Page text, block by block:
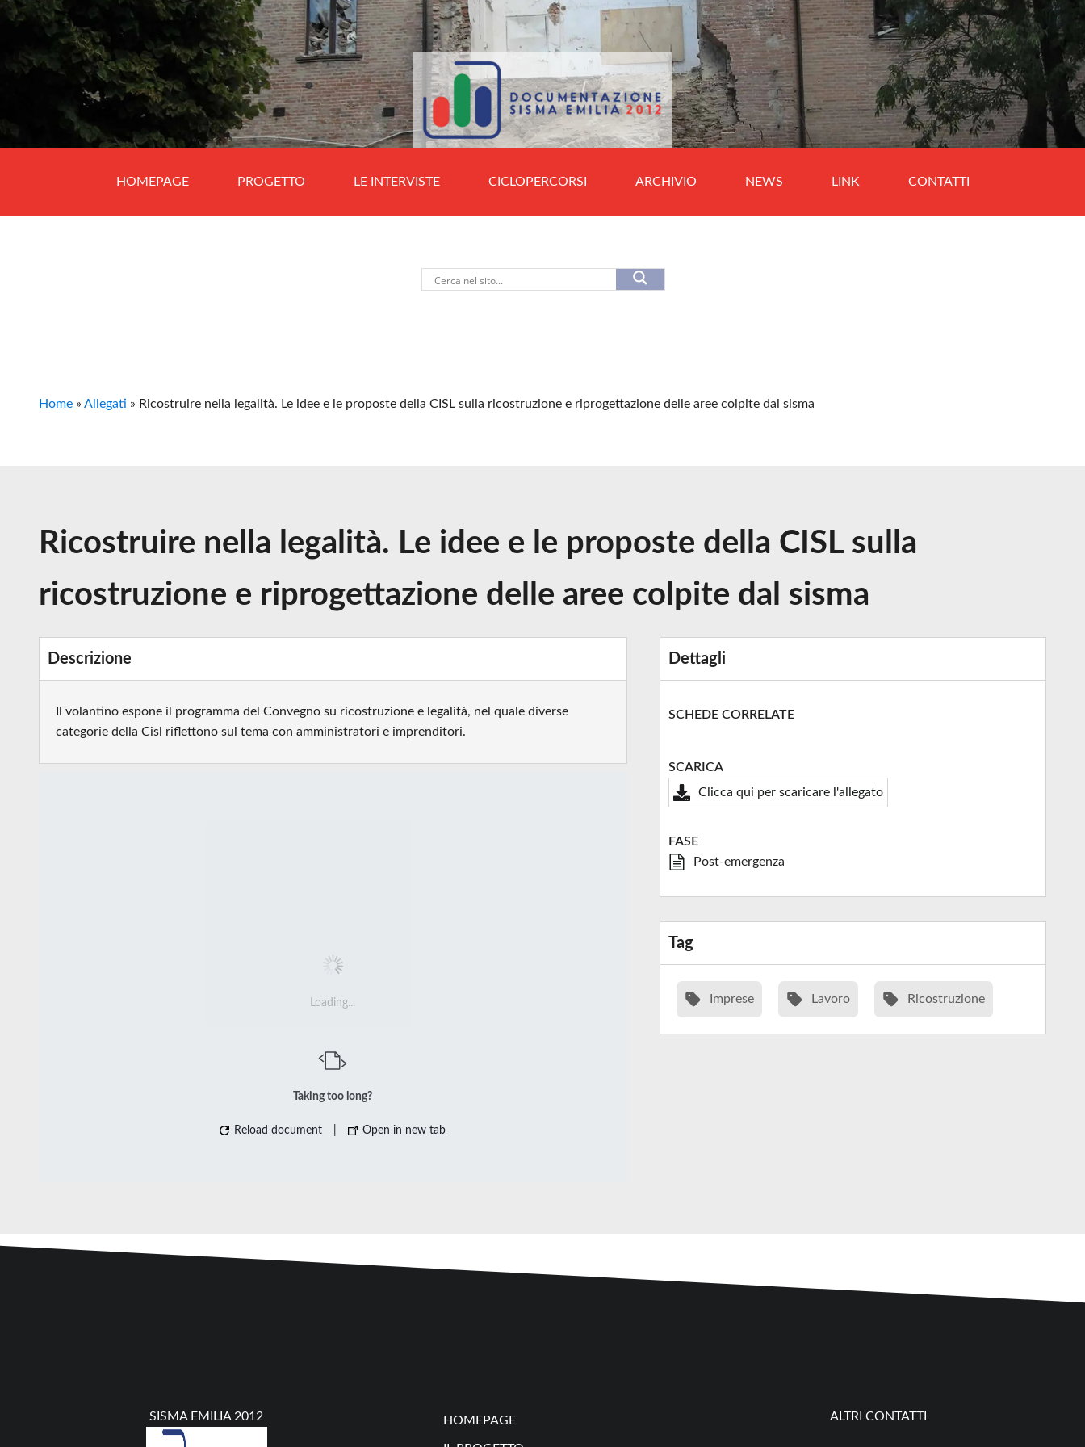
HOMEPAGE PROGETTO LE INTERVISTE CICLOPERCORSI ARCHIVIO NEWS LINK CONTATTI
Home » Allegati » Ricostruire nella legalità. Le idee e le proposte della CISL sulla ricostruzione e riprogettazione delle aree colpite dal sisma
Ricostruire nella legalità. Le idee e le proposte della CISL sulla
ricostruzione e riprogettazione delle aree colpite dal sisma
Descrizione
Il volantino espone il programma del Convegno su ricostruzione e legalità, nel quale diverse
categorie della Cisl riflettono sul tema con amministratori e imprenditori.
Loading...
Taking too long?
Reload document Open in new tab
Dettagli
SCHEDE CORRELATE
SCARICA
Clicca qui per scaricare l'allegato
FASE
Post-emergenza
Tag
Imprese Lavoro Ricostruzione
SISMA EMILIA 2012 HOMEPAGE ALTRI CONTATTI